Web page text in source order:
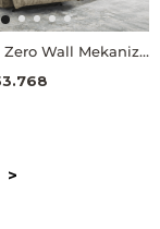
Movie Man Zero Wall Mekanizmalı TV Koltuğu
>